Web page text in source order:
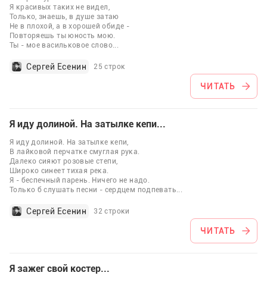
Я красивых таких не видел,
Только, знаешь, в душе затаю
Не в плохой, а в хорошей обиде -
Повторяешь ты юность мою.
Ты - мое васильковое слово...
Сергей Есенин 25 строк
ЧИТАТЬ
Я иду долиной. На затылке кепи...
Я иду долиной. На затылке кепи,
В лайковой перчатке смуглая рука.
Далеко сияют розовые степи,
Широко синеет тихая река.
Я - беспечный парень. Ничего не надо.
Только б слушать песни - сердцем подпевать...
Сергей Есенин 32 строки
ЧИТАТЬ
Я зажег свой костер...